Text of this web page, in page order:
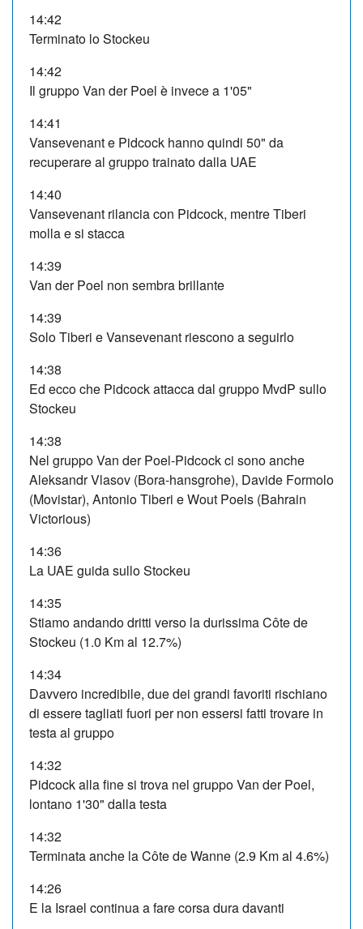
14:42
Terminato lo Stockeu
14:42
Il gruppo Van der Poel è invece a 1'05"
14:41
Vansevenant e Pidcock hanno quindi 50" da
recuperare al gruppo trainato dalla UAE
14:40
Vansevenant rilancia con Pidcock, mentre Tiberi
molla e si stacca
14:39
Van der Poel non sembra brillante
14:39
Solo Tiberi e Vansevenant riescono a seguirlo
14:38
Ed ecco che Pidcock attacca dal gruppo MvdP sullo
Stockeu
14:38
Nel gruppo Van der Poel-Pidcock ci sono anche
Aleksandr Vlasov (Bora-hansgrohe), Davide Formolo
(Movistar), Antonio Tiberi e Wout Poels (Bahrain
Victorious)
14:36
La UAE guida sullo Stockeu
14:35
Stiamo andando dritti verso la durissima Côte de
Stockeu (1.0 Km al 12.7%)
14:34
Davvero incredibile, due dei grandi favoriti rischiano
di essere tagliati fuori per non essersi fatti trovare in
testa al gruppo
14:32
Pidcock alla fine si trova nel gruppo Van der Poel,
lontano 1'30" dalla testa
14:32
Terminata anche la Côte de Wanne (2.9 Km al 4.6%)
14:26
E la Israel continua a fare corsa dura davanti